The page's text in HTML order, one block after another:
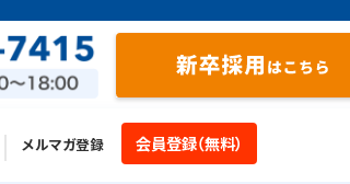
メルマガ登録 会員登録（無料）